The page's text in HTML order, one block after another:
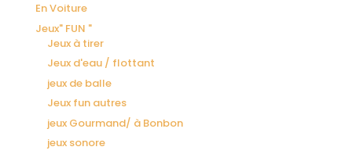
En Voiture
Jeux" FUN "
Jeux à tirer
Jeux d'eau / flottant
jeux de balle
Jeux fun autres
jeux Gourmand/ à Bonbon
jeux sonore